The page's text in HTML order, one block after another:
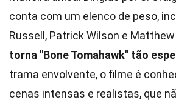
conta com um elenco de peso,
Russell, Patrick Wilson e Matthew
torna "Bone Tomahawk" tão
trama envolvente, o filme é
cenas intensas e realistas, que